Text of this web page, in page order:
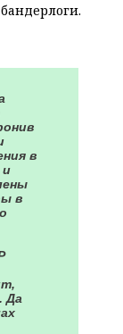
в
и
в
Да